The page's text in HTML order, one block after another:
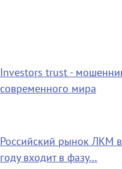
Investors trust -
современного мира
Российский рынок ЛКМ
году входит в фазу…